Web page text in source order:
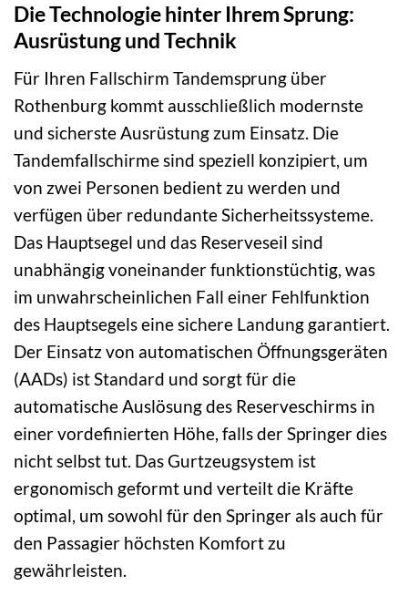
Die Technologie hinter Ihrem Sprung:
Ausrüstung und Technik
Für Ihren Fallschirm Tandemsprung über
Rothenburg kommt ausschließlich modernste
und sicherste Ausrüstung zum Einsatz. Die
Tandemfallschirme sind speziell konzipiert, um
von zwei Personen bedient zu werden und
verfügen über redundante Sicherheitssysteme.
Das Hauptsegel und das Reserveseil sind
unabhängig voneinander funktionstüchtig, was
im unwahrscheinlichen Fall einer Fehlfunktion
des Hauptsegels eine sichere Landung garantiert.
Der Einsatz von automatischen Öffnungsgeräten
(AADs) ist Standard und sorgt für die
automatische Auslösung des Reserveschirms in
einer vordefinierten Höhe, falls der Springer dies
nicht selbst tut. Das Gurtzeugsystem ist
ergonomisch geformt und verteilt die Kräfte
optimal, um sowohl für den Springer als auch für
den Passagier höchsten Komfort zu
gewährleisten.